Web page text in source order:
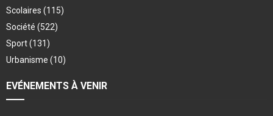
Scolaires (115)
Société (522)
Sport(131)
Urbanisme (10)
EVÉNEMENTS À VENIR